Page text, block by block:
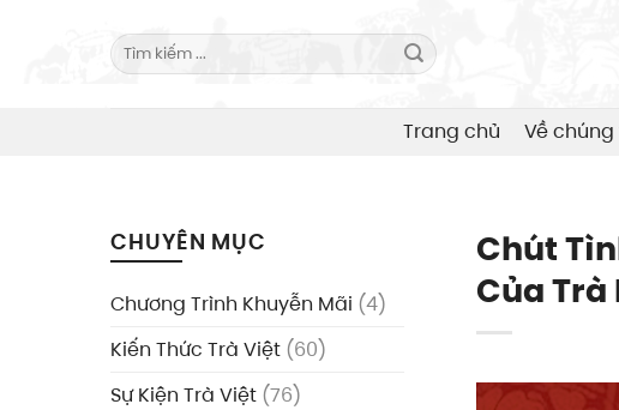
Search
for:
Trang chủ Về chúng
CHUYÊN MỤC
Chương Trình Khuyễn Mãi (4)
Kiến Thức Trà Việt (60)
Sự Kiện Trà Việt (76)
Chút
Của Trà